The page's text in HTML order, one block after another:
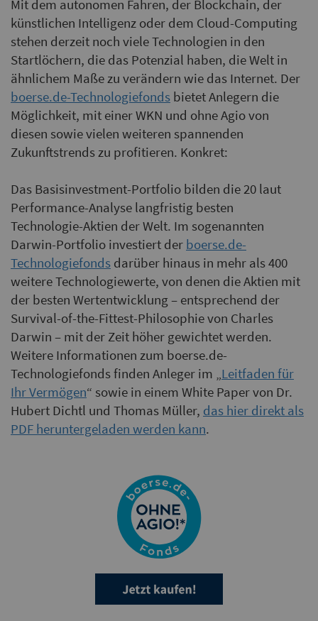
Mit dem autonomen Fahren, der Blockchain, der
künstlichen Intelligenz oder dem Cloud-Computing
stehen derzeit noch viele Technologien in den
Startlöchern, die das Potenzial haben, die Welt in
ähnlichem Maße zu verändern wie das Internet. Der
boerse.de-Technologiefonds bietet Anlegern die
Möglichkeit, mit einer WKN und ohne Agio von
diesen sowie vielen weiteren spannenden
Zukunftstrends zu profitieren. Konkret:
Das Basisinvestment-Portfolio bilden die 20 laut
Performance-Analyse langfristig besten
Technologie-Aktien der Welt. Im sogenannten
Darwin-Portfolio investiert der boerse.de-
Technologiefonds darüber hinaus in mehr als 400
weitere Technologiewerte, von denen die Aktien mit
der besten Wertentwicklung – entsprechend der
Survival-of-the-Fittest-Philosophie von Charles
Darwin – mit der Zeit höher gewichtet werden.
Weitere Informationen zum boerse.de-
Technologiefonds finden Anleger im „Leitfaden für
Ihr Vermögen“ sowie in einem White Paper von Dr.
Hubert Dichtl und Thomas Müller, das hier direkt als
PDF heruntergeladen werden kann.